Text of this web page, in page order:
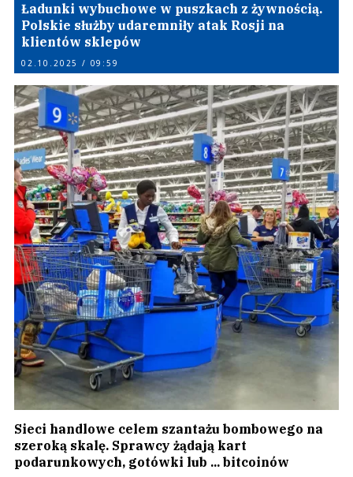
Ładunki wybuchowe w puszkach z żywnością.
Polskie służby udaremniły atak Rosji na
klientów sklepów
02.10.2025 / 09:59
Sieci handlowe celem szantażu bombowego na
szeroką skalę. Sprawcy żądają kart
podarunkowych, gotówki lub ... bitcoinów